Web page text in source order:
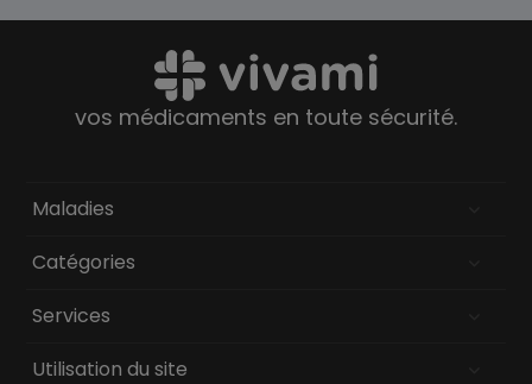
vos médicaments en toute sécurité.
Maladies
Catégories
Services
Utilisation du site